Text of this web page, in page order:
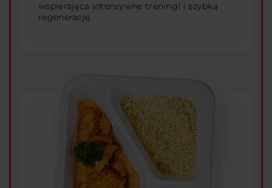
wspierająca intensywne treningi i szybką
regenerację.